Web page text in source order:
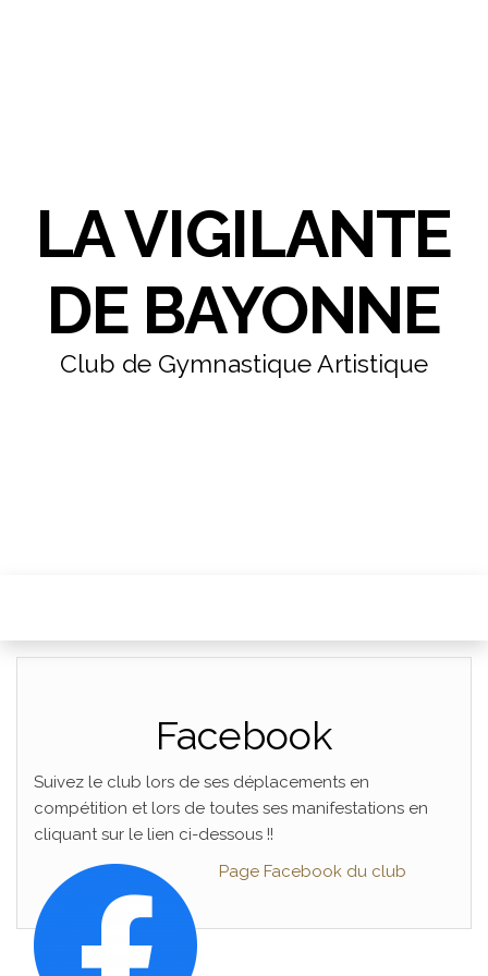
LA VIGILANTE
DE BAYONNE
Club de Gymnastique Artistique
Facebook
Suivez le club lors de ses déplacements en
compétition et lors de toutes ses manifestations en
cliquant sur le lien ci-dessous !!
Page Facebook du club